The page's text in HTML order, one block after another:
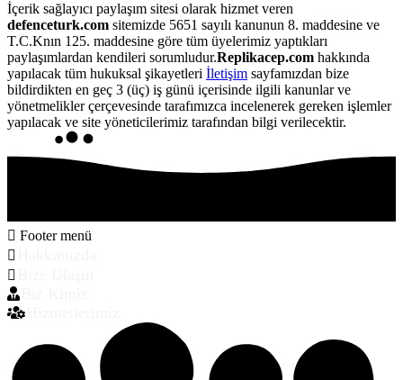
İçerik sağlayıcı paylaşım sitesi olarak hizmet veren
defenceturk.com sitemizde 5651 sayılı kanunun 8. maddesine ve
T.C.Knın 125. maddesine göre tüm üyelerimiz yaptıkları
paylaşımlardan kendileri sorumludur.Replikacep.com hakkında
yapılacak tüm hukuksal şikayetleri İletişim sayfamızdan bize
bildirdikten en geç 3 (üç) iş günü içerisinde ilgili kanunlar ve
yönetmelikler çerçevesinde tarafımızca incelenerek gereken işlemler
yapılacak ve site yöneticilerimiz tarafından bilgi verilecektir.
Footer menü